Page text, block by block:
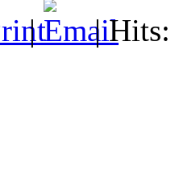
| | Hits: